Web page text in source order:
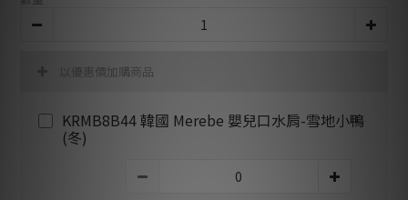
以優惠價加購商品
KRMB8B44 韓國 Merebe 嬰兒口水肩-雪地小鴨
(冬)